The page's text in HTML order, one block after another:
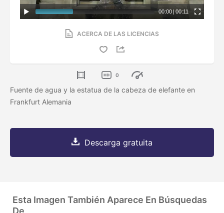
00:00 | 00:11
ACERCA DE LAS LICENCIAS
0
Fuente de agua y la estatua de la cabeza de elefante en
Frankfurt Alemania
Descarga gratuita
Esta Imagen También Aparece En Búsquedas